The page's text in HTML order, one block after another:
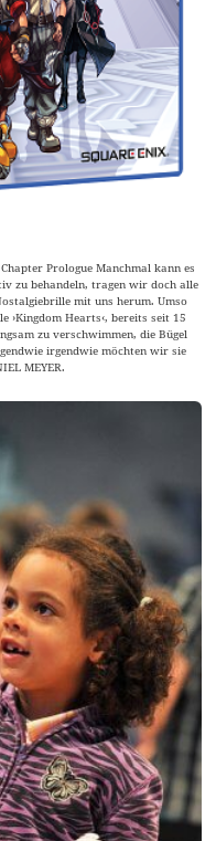
Prologue Manchmal kann es
zu behandeln, tragen wir doch alle
mit uns herum. Umso
›Kingdom Hearts‹, bereits seit 15
zu verschwimmen, die Bügel
irgendwie möchten wir sie
MEYER.